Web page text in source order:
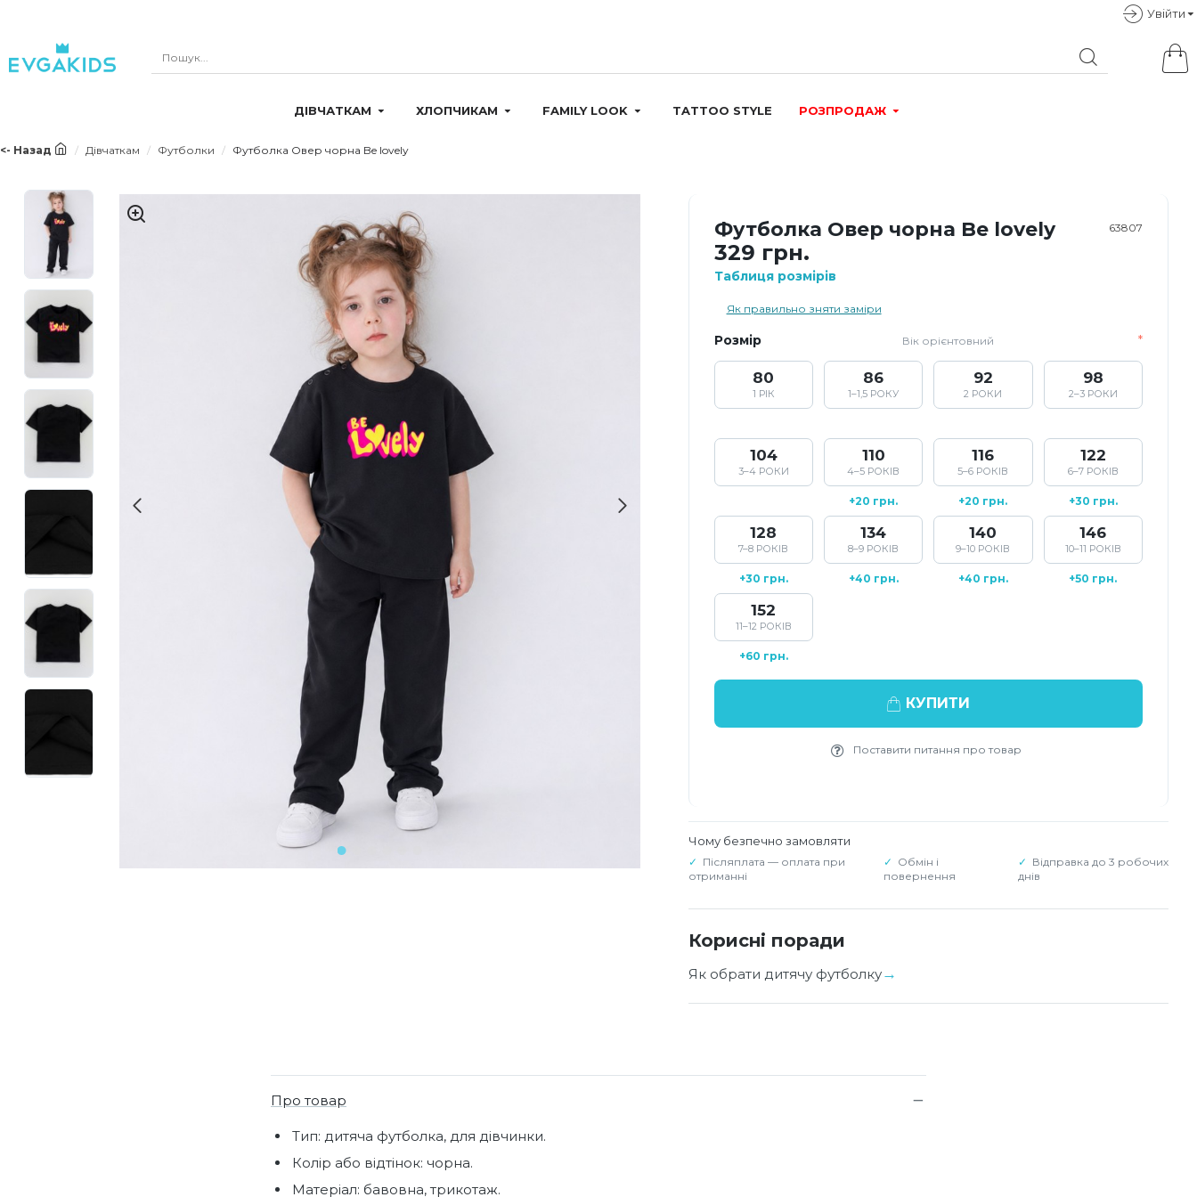
Увiйти
ДІВЧАТКАМ ХЛОПЧИКАМ FAMILY LOOK TATTOO STYLE РОЗПРОДАЖ
<- Назад Дівчаткам Футболки Футболка Овер чорна Be lovely
Футболка Овер чорна Be lovely 63807
329 грн.
Таблиця розмірів
Як правильно зняти заміри
Розмір Вік орієнтовний
80
1 РІК
86
1–1,5 РОКУ
92
2 РОКИ
98
2–3 РОКИ
104
3–4 РОКИ
110
4–5 РОКІВ
+20 грн.
116
5–6 РОКІВ
+20 грн.
122
6–7 РОКІВ
+30 грн.
128
7–8 РОКІВ
+30 грн.
134
8–9 РОКІВ
+40 грн.
140
9–10 РОКІВ
+40 грн.
146
10–11 РОКІВ
+50 грн.
152
11–12 РОКІВ
+60 грн.
КУПИТИ
Поставити питання про товар
Чому безпечно замовляти
Післяплата — оплата при
отриманні
Обмін і
повернення
Відправка до 3 робочих
днів
Корисні поради
Як обрати дитячу футболку
Про товар
Тип: дитяча футболка, для дівчинки.
Колір або відтінок: чорна.
Матеріал: бавовна, трикотаж.